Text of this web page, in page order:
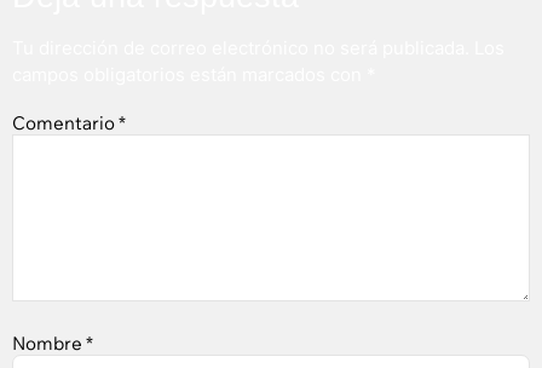
Comentario*
Nombre *